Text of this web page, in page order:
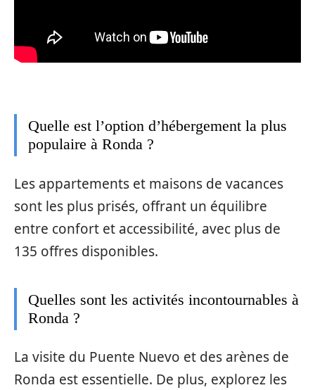
Quelle est l’option d’hébergement la plus
populaire à Ronda ?
Les appartements et maisons de vacances
sont les plus prisés, offrant un équilibre
entre confort et accessibilité, avec plus de
135 offres disponibles.
Quelles sont les activités incontournables à
Ronda ?
La visite du Puente Nuevo et des arènes de
Ronda est essentielle. De plus, explorez les